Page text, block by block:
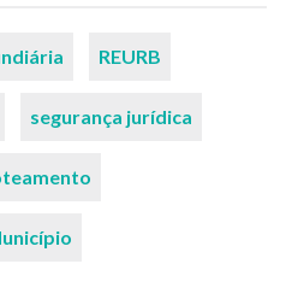
REURB
segurança jurídica